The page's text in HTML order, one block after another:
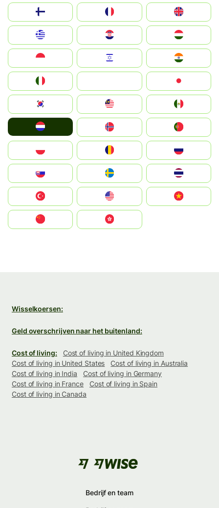
United Kingdom
Magyarország
South Korea
United States
中國香港特別行政區
Wisselkoersen:
Geld overschrijven naar het buitenland:
Cost of living:
Cost of living in United Kingdom
Cost of living in United States
Cost of living in Australia
Cost of living in India
Cost of living in Germany
Cost of living in France
Cost of living in Spain
Cost of living in Canada
Bedrijf en team